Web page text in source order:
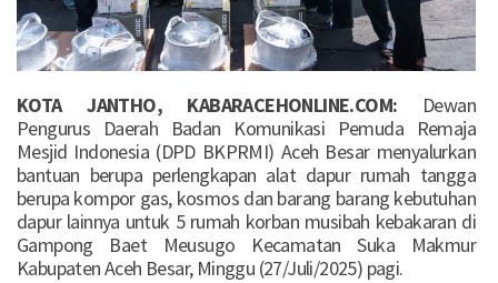
KOTA JANTHO, KABARACEHONLINE.COM: Dewan
Pengurus Daerah Badan Komunikasi Pemuda Remaja
Mesjid Indonesia (DPD BKPRMI) Aceh Besar menyalurkan
bantuan berupa perlengkapan alat dapur rumah tangga
berupa kompor gas, kosmos dan barang barang kebutuhan
dapur lainnya untuk 5 rumah korban musibah kebakaran di
Gampong Baet Meusugo Kecamatan Suka Makmur
Kabupaten Aceh Besar, Minggu (27/Juli/2025) pagi.